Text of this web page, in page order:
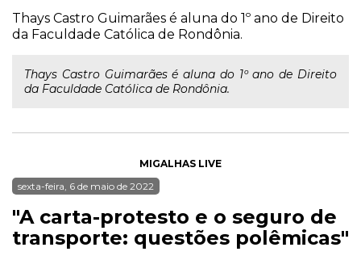
Thays Castro Guimarães é aluna do 1º ano de Direito
da Faculdade Católica de Rondônia.
Thays Castro Guimarães é aluna do 1º ano de Direito
da Faculdade Católica de Rondônia.
MIGALHAS LIVE
sexta-feira, 6 de maio de 2022
"A carta-protesto e o seguro de
transporte: questões polêmicas"